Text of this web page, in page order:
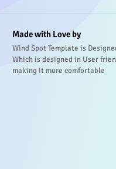
Made with Love by
Wind Spot Template is
Which is designed in User
making it more comfortable